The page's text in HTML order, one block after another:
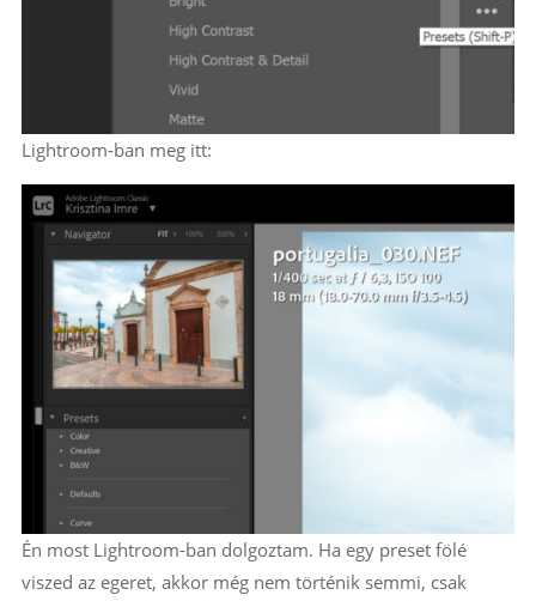
Lightroom-ban meg itt:
Én most Lightroom-ban dolgoztam. Ha egy preset fölé
viszed az egeret, akkor még nem történik semmi, csak